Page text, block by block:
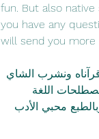
fun. But also
you have any
will send you more
ونشرب الشاي
اللغة
محبي الأدب